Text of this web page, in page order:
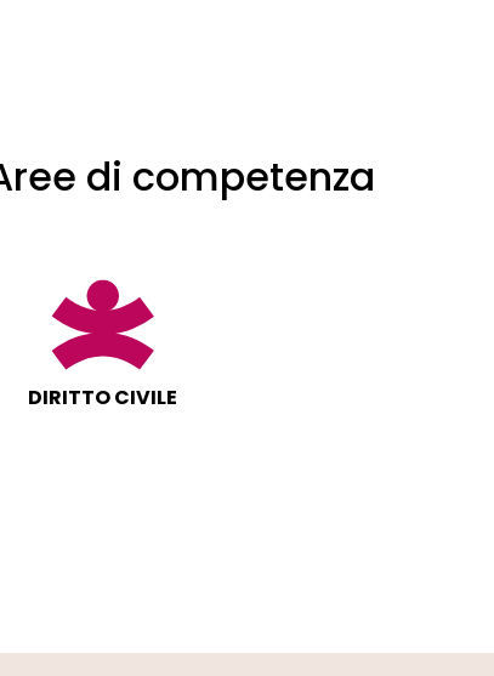
di competenza
DIRITTO CIVILE